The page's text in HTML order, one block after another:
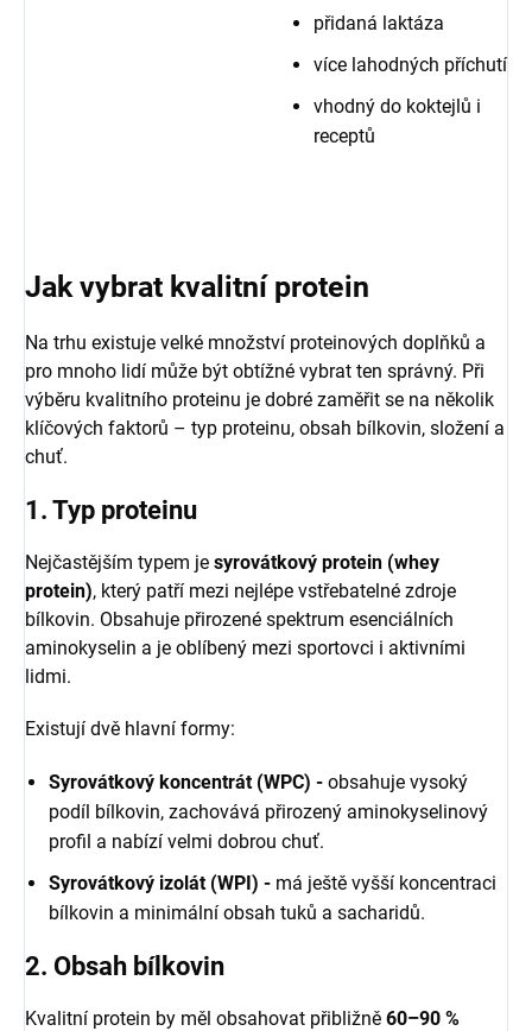
přidaná laktáza
více lahodných příchutí
vhodný do koktejlů i
receptů
Jak vybrat kvalitní protein
Na trhu existuje velké množství proteinových doplňků a
pro mnoho lidí může být obtížné vybrat ten správný. Při
výběru kvalitního proteinu je dobré zaměřit se na několik
klíčových faktorů – typ proteinu, obsah bílkovin, složení a
chuť.
1. Typ proteinu
Nejčastějším typem je syrovátkový protein (whey
protein), který patří mezi nejlépe vstřebatelné zdroje
bílkovin. Obsahuje přirozené spektrum esenciálních
aminokyselin a je oblíbený mezi sportovci i aktivními
lidmi.
Existují dvě hlavní formy:
Syrovátkový koncentrát (WPC) - obsahuje vysoký
podíl bílkovin, zachovává přirozený aminokyselinový
profil a nabízí velmi dobrou chuť.
Syrovátkový izolát (WPI) - má ještě vyšší koncentraci
bílkovin a minimální obsah tuků a sacharidů.
2. Obsah bílkovin
Kvalitní protein by měl obsahovat přibližně 60–90 %